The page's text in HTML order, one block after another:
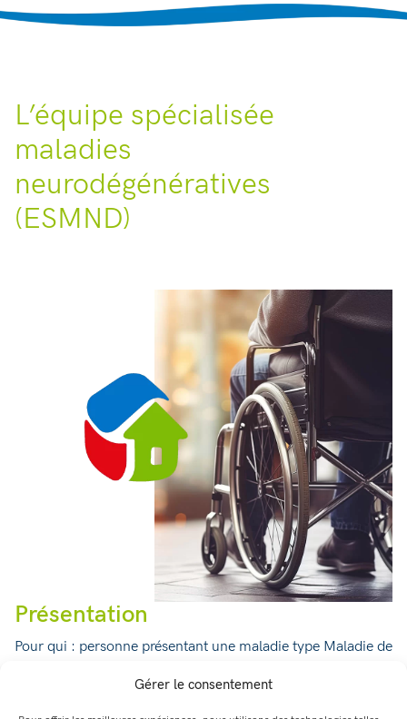
Gérer le consentement
L’équipe spécialisée
maladies
neurodégénératives
(ESMND)
Présentation
Pour qui : personne présentant une maladie type Maladie de
apparentée, une sclérose latérale amyotrophique (SLA ou
maladie de Charcot), quel que soit son âge.